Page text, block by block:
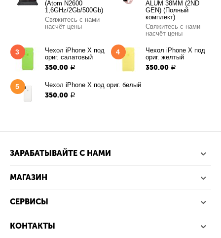
(Atom N2600
1,6GHz/2Gb/500Gb)
Свяжитесь с нами
насчёт цены
ALUM 38MM (2ND
GEN) (Полный
комплект)
Свяжитесь с нами
насчёт цены
3
Чехол iPhone X под
ориг. салатовый
350.00 Р
4
Чехол iPhone X под
ориг. желтый
350.00 Р
5 Чехол iPhone X под ориг. белый
350.00 Р
ЗАРАБАТЫВАЙТЕ С НАМИ
МАГАЗИН
СЕРВИСЫ
КОНТАКТЫ